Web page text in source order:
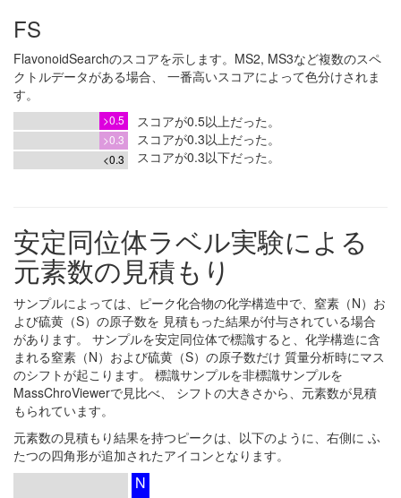
FS
FlavonoidSearchのスコアを示します。MS2, MS3など複数のスペ
クトルデータがある場合、 一番高いスコアによって色分けされま
す。
>0.5 スコアが0.5以上だった。
>0.3 スコアが0.3以上だった。
<0.3 スコアが0.3以下だった。
安定同位体ラベル実験による
元素数の見積もり
サンプルによっては、ピーク化合物の化学構造中で、窒素（N）お
よび硫黄（S）の原子数を 見積もった結果が付与されている場合
があります。 サンプルを安定同位体で標識すると、化学構造に含
まれる窒素（N）および硫黄（S）の原子数だけ 質量分析時にマス
のシフトが起こります。 標識サンプルを非標識サンプルを
MassChroViewerで見比べ、 シフトの大きさから、元素数が見積
もられています。
元素数の見積もり結果を持つピークは、以下のように、右側に ふ
たつの四角形が追加されたアイコンとなります。
N